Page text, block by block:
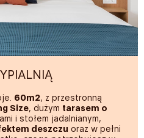
premium
60m2, z przestronną
Size, dużym tarasem o
i stołem jadalnianym,
deszczu oraz w pełni